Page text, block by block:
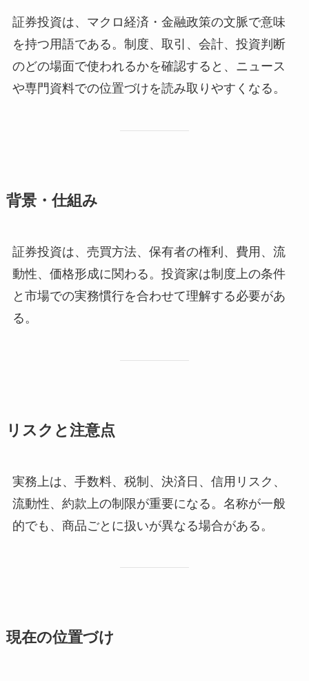
証券投資は、マクロ経済・金融政策の文脈で意味
を持つ用語である。制度、取引、会計、投資判断
のどの場面で使われるかを確認すると、ニュース
や専門資料での位置づけを読み取りやすくなる。
背景・仕組み
証券投資は、売買方法、保有者の権利、費用、流
動性、価格形成に関わる。投資家は制度上の条件
と市場での実務慣行を合わせて理解する必要があ
る。
リスクと注意点
実務上は、手数料、税制、決済日、信用リスク、
流動性、約款上の制限が重要になる。名称が一般
的でも、商品ごとに扱いが異なる場合がある。
現在の位置づけ